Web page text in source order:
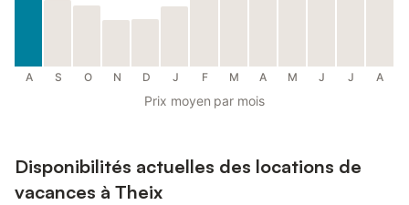
A S O N D J F M A M J J A
Prix moyen par mois
Disponibilités actuelles des locations de
vacances à Theix